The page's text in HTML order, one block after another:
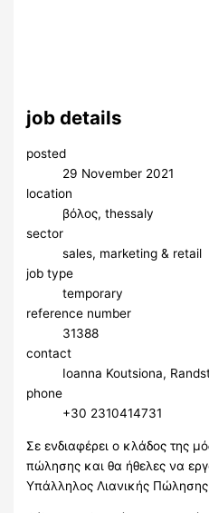
job details
posted
29 November 2021
location
βόλος, thessaly
sector
sales, marketing & retail
job type
temporary
reference number
31388
contact
Ioanna Koutsiona,
phone
+30 2310414731
Σε ενδιαφέρει o κλάδος της
πώλησης και θα ήθελες να
Υπάλληλος Λιανικής